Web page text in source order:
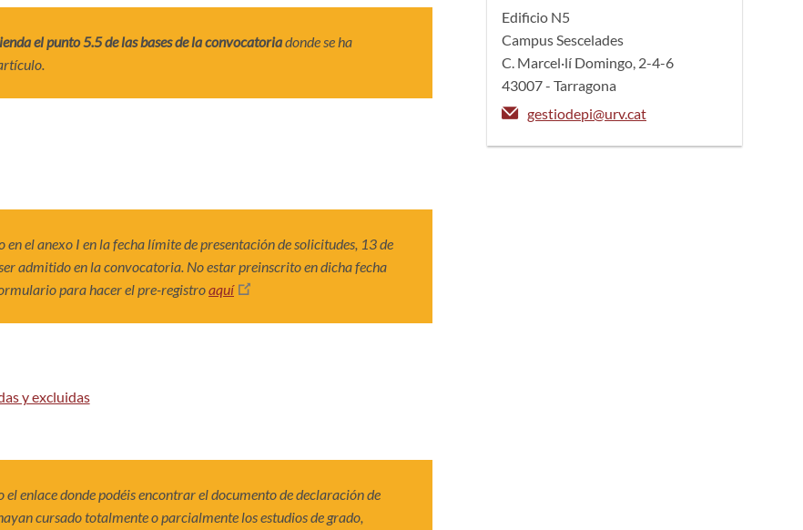
el punto 5.5 de las bases de la convocatoriadonde se ha
el anexo I en la fecha límite de presentación de solicitudes, 13 de
admitido en la convocatoria. No estar preinscrito en dicha fecha
para hacer el pre-registroaquí
y excluidas
enlace donde podéis encontrar el documento de declaración de
cursado totalmente o parcialmente los estudios de grado,
Edificio N5
Campus Sescelades
C. Marcel·lí Domingo, 2-4-6
43007 - Tarragona
gestiodepi@urv.cat